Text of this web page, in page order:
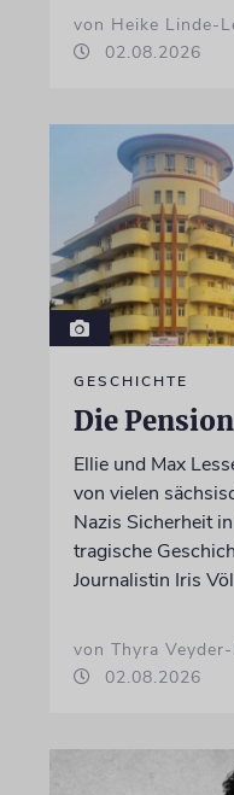
von Heike Linde-
02.08.2026
GESCHICHTE
Die
Ellie und Max
von vielen
Nazis Sicherheit
tragische
Journalistin Iris
von Thyra
02.08.2026